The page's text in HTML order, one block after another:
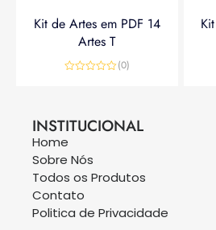
Kit de Artes em PDF 14
Artes T
(0)
INSTITUCIONAL
Home
Sobre Nós
Todos os Produtos
Contato
Politica de Privacidade